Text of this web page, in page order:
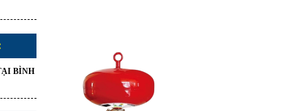
BÌNH